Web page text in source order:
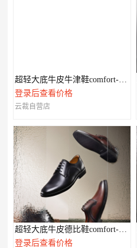
超轻大底牛皮牛津鞋comfort-XL系列
登录后查看价格
云裁自营店
超轻大底牛皮德比鞋comfort-XL系列
登录后查看价格